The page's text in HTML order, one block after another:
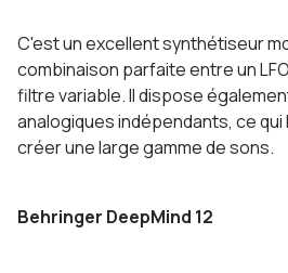
C'est un excellent synthétiseur
combinaison parfaite entre un
filtre variable. Il dispose
analogiques indépendants, ce qui
créer une large gamme de sons.
Behringer DeepMind 12